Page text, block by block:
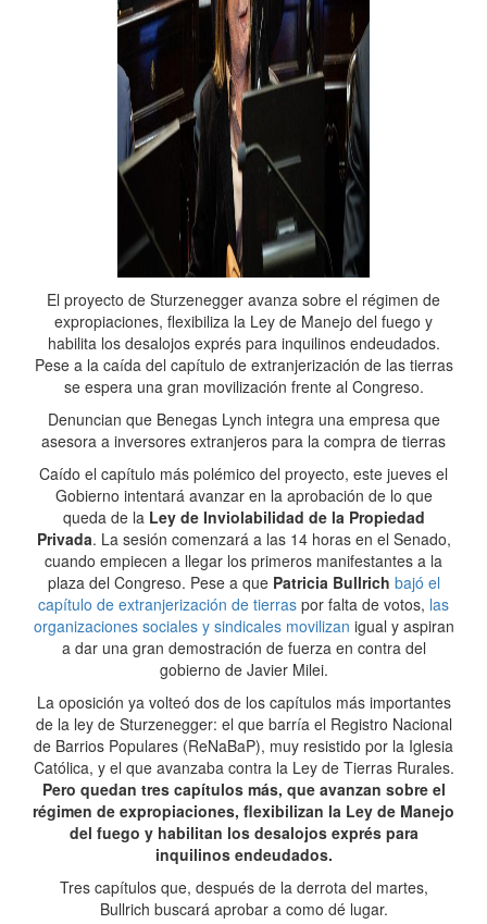
El proyecto de Sturzenegger avanza sobre el régimen de
expropiaciones, flexibiliza la Ley de Manejo del fuego y
habilita los desalojos exprés para inquilinos endeudados.
Pese a la caída del capítulo de extranjerización de las tierras
se espera una gran movilización frente al Congreso.
Denuncian que Benegas Lynch integra una empresa que
asesora a inversores extranjeros para la compra de tierras
Caído el capítulo más polémico del proyecto, este jueves el
Gobierno intentará avanzar en la aprobación de lo que
queda de la Ley de Inviolabilidad de la Propiedad
Privada. La sesión comenzará a las 14 horas en el Senado,
cuando empiecen a llegar los primeros manifestantes a la
plaza del Congreso. Pese a que Patricia Bullrich bajó el
capítulo de extranjerización de tierras por falta de votos, las
organizaciones sociales y sindicales movilizan igual y aspiran
a dar una gran demostración de fuerza en contra del
gobierno de Javier Milei.
La oposición ya volteó dos de los capítulos más importantes
de la ley de Sturzenegger: el que barría el Registro Nacional
de Barrios Populares (ReNaBaP), muy resistido por la Iglesia
Católica, y el que avanzaba contra la Ley de Tierras Rurales.
Pero quedan tres capítulos más, que avanzan sobre el
régimen de expropiaciones, flexibilizan la Ley de Manejo
del fuego y habilitan los desalojos exprés para
inquilinos endeudados.
Tres capítulos que, después de la derrota del martes,
Bullrich buscará aprobar a como dé lugar.